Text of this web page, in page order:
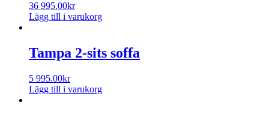
36 995.00kr
Lägg till i varukorg
Tampa 2-sits soffa
5 995.00kr
Lägg till i varukorg